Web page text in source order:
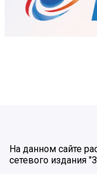
На данном сайте
сетевого издания